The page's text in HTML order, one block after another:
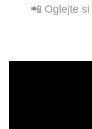
📲 Oglejte